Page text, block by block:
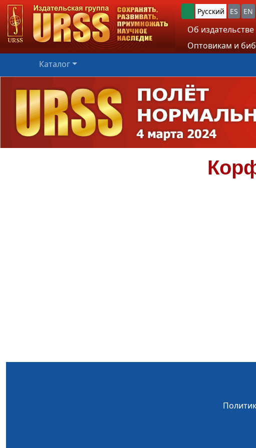
Русский ES EN
Об издательстве
Оптовикам и
Каталог